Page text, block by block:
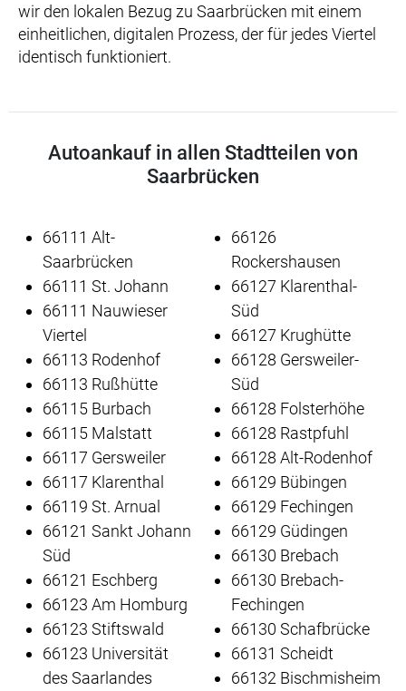
wir den lokalen Bezug zu Saarbrücken mit einem
einheitlichen, digitalen Prozess, der für jedes Viertel
identisch funktioniert.
Autoankauf in allen Stadtteilen von
Saarbrücken
66111 Alt-
Saarbrücken
66111 St. Johann
66111 Nauwieser
Viertel
66113 Rodenhof
66113 Rußhütte
66115 Burbach
66115 Malstatt
66117 Gersweiler
66117 Klarenthal
66119 St. Arnual
66121 Sankt Johann
Süd
66121 Eschberg
66123 Am Homburg
66123 Stiftswald
66123 Universität
des Saarlandes
66126
Rockershausen
66127 Klarenthal-
Süd
66127 Krughütte
66128 Gersweiler-
Süd
66128 Folsterhöhe
66128 Rastpfuhl
66128 Alt-Rodenhof
66129 Bübingen
66129 Fechingen
66129 Güdingen
66130 Brebach
66130 Brebach-
Fechingen
66130 Schafbrücke
66131 Scheidt
66132 Bischmisheim